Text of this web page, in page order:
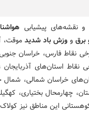
و نقشه‌های پیشیابی
برق و وزش باد شدید موقت‌،
نقاط فارس، خراسان
استان‌های آذربایجان
خراسان شمالی،
چهارمحال بختیاری‌،
این مناطق نیز